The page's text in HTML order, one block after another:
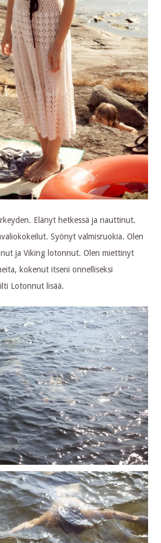
Elänyt hetkessä ja nauttinut.
Syönyt valmisruokia. Olen
ja Viking lotonnut. Olen miettinyt
kokenut itseni onnelliseksi
Lotonnut lisää.